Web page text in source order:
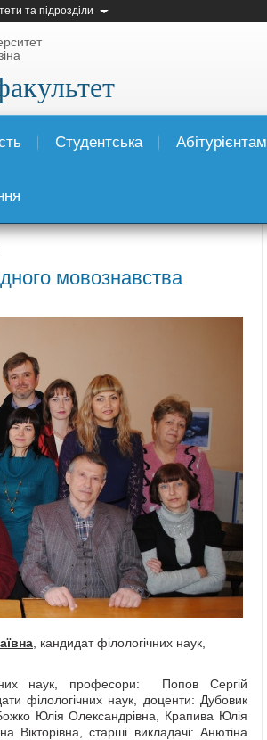
та підрозділи
Студентська Абітурієнтам
мовознавства
, кандидат філологічних наук,
наук, професори: Попов Сергій
філологічних наук, доценти: Дубовик
Юлія Олександрівна, Крапива Юлія
Вікторівна, старші викладачі: Анютіна